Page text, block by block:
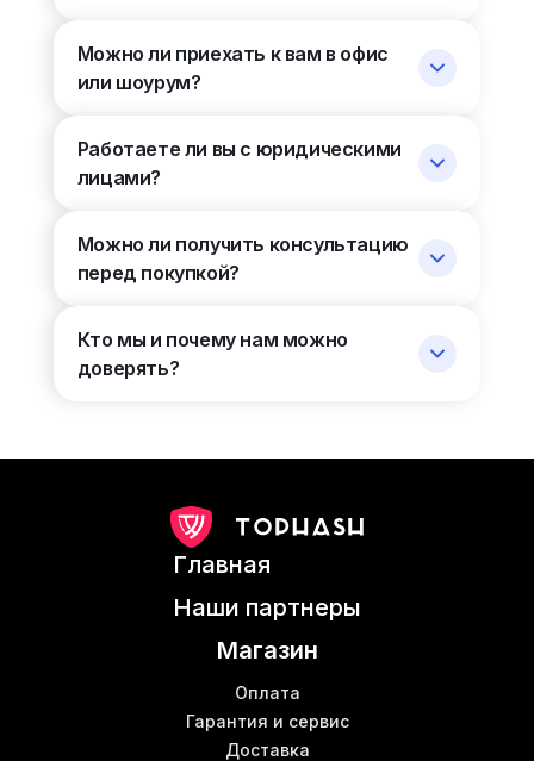
Можно ли приехать к вам в офис
или шоурум?
Работаете ли вы с юридическими
лицами?
Можно ли получить консультацию
перед покупкой?
Кто мы и почему нам можно
доверять?
Главная
Наши партнеры
Магазин
Оплата
Гарантия и сервис
Доставка